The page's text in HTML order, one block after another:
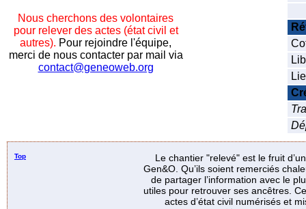
Nous cherchons des volontaires
pour relever des actes (état civil et
autres). Pour rejoindre l'équipe,
merci de nous contacter par mail via
contact@geneoweb.org
Top
Le chantier "relevé" est le fruit
Gen&O. Qu’ils soient remerciés
de partager l’information avec le
utiles pour retrouver ses ancêtres.
actes d’état civil numérisés et